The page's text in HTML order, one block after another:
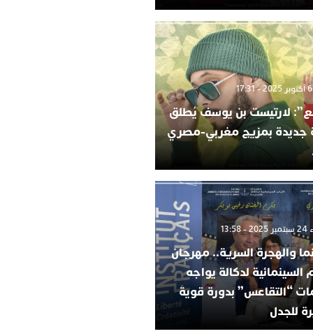
لارتيست بن يوسف يُطلق
جديدة بمزيج مغربي-مصري
والهجرة السرية.. مهرجان
السينمائية لدكالة يواجه
“التقاعس” بدورة قوية
للجدل